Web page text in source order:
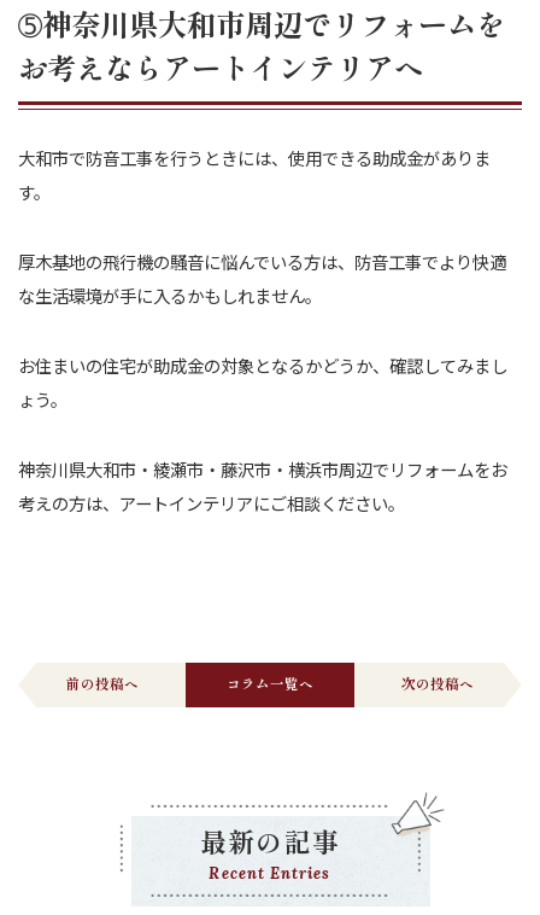
➄神奈川県大和市周辺でリフォームを
お考えならアートインテリアへ
大和市で防音工事を行うときには、使用できる助成金がありま
す。
厚木基地の飛行機の騒音に悩んでいる方は、防音工事でより快適
な生活環境が手に入るかもしれません。
お住まいの住宅が助成金の対象となるかどうか、確認してみまし
ょう。
神奈川県大和市・綾瀬市・藤沢市・横浜市周辺でリフォームをお
考えの方は、アートインテリアにご相談ください。
前の投稿へ コラム一覧へ 次の投稿へ
最新の記事
Recent Entries